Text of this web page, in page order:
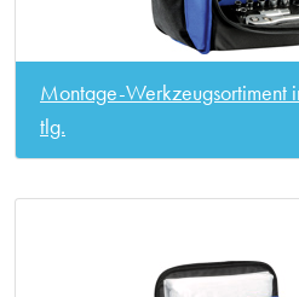
Montage-Werkzeugsortiment
tlg.